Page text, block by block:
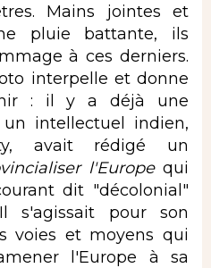
Mains jointes et
pluie battante, ils
à ces derniers.
interpelle et donne
: il y a déjà une
intellectuel indien,
avait rédigé un
l'Europe qui
dit "décolonial"
s'agissait pour son
voies et moyens qui
l'Europe à sa